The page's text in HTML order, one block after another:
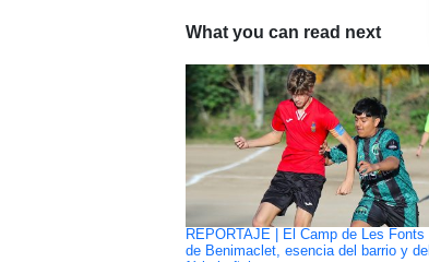
What you can read next
REPORTAJE | El Camp de Les Fonts
de Benimaclet, esencia del barrio y del